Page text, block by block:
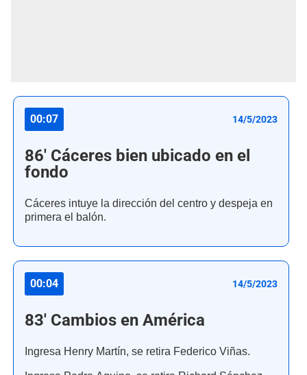
00:07 14/5/2023
86' Cáceres bien ubicado en el
fondo
Cáceres intuye la dirección del centro y despeja en
primera el balón.
00:04 14/5/2023
83' Cambios en América
Ingresa Henry Martín, se retira Federico Viñas.